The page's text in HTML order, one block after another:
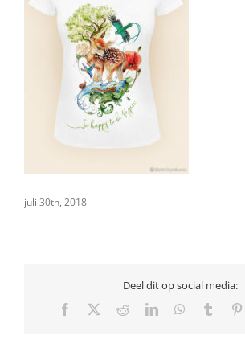
juli 30th, 2018
Deel dit op social media:
Facebook RedditLinkedInWhatsApp
Tumblr